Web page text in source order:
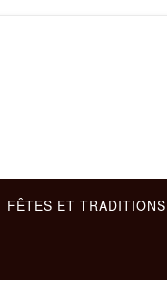
FÊTES ET TRADITIONS